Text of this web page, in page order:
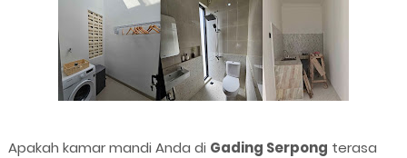
Apakah kamar mandi Anda di Gading Serpong terasa